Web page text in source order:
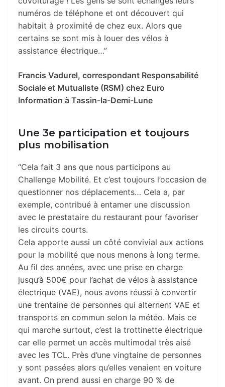
numéros de téléphone et ont découvert qui
habitait à proximité de chez eux. Alors que
certains se sont mis à louer des vélos à
assistance électrique…”
Francis Vadurel, correspondant Responsabilité
Sociale et Mutualiste (RSM) chez Euro
Information à Tassin-la-Demi-Lune
Une 3e participation et toujours
plus mobilisation
“Cela fait 3 ans que nous participons au
Challenge Mobilité. Et c’est toujours l’occasion de
questionner nos déplacements… Cela a, par
exemple, contribué à entamer une discussion
avec le prestataire du restaurant pour favoriser
les circuits courts.
Cela apporte aussi un côté convivial aux actions
pour la mobilité que nous menons à long terme.
Au fil des années, avec une prise en charge
jusqu’à 500€ pour l’achat de vélos à assistance
électrique (VAE), nous avons réussi à convertir
une trentaine de personnes qui alternent VAE et
transports en commun selon la météo. Mais ce
qui marche surtout, c’est la trottinette électrique
car elle permet un accès multimodal très aisé
avec les TCL. Près d’une vingtaine de personnes
y sont passées alors qu’elles venaient en voiture
avant. On prend aussi en charge 90 % de